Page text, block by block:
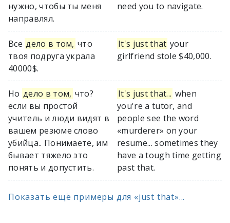
нужно, чтобы ты меня
направлял.
need you to navigate.
Все дело в том, что
твоя подруга украла
40000$.
It's just that your
girlfriend stole $40,000.
Но дело в том, что?
если вы простой
учитель и люди видят в
вашем резюме слово
убийца.. Понимаете, им
бывает тяжело это
понять и допустить.
It's just that... when
you're a tutor, and
people see the word
«murderer» on your
resume... sometimes they
have a tough time getting
past that.
Показать ещё примеры для «just that»...